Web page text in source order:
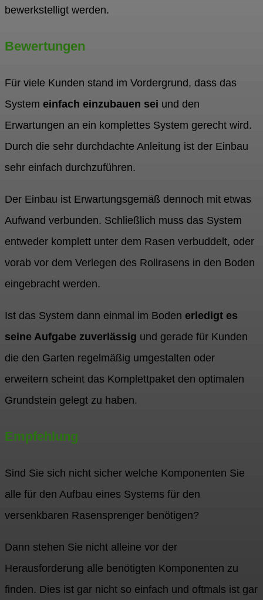
bewerkstelligt werden.
Bewertungen
Für viele Kunden stand im Vordergrund, dass das
System einfach einzubauen sei und den
Erwartungen an ein komplettes System gerecht wird.
Durch die sehr durchdachte Anleitung ist der Einbau
sehr einfach durchzuführen.
Der Einbau ist Erwartungsgemäß dennoch mit etwas
Aufwand verbunden. Schließlich muss das System
entweder komplett unter dem Rasen verbuddelt, oder
vorab vor dem Verlegen des Rollrasens in den Boden
eingebracht werden.
Ist das System dann einmal im Boden erledigt es
seine Aufgabe zuverlässig und gerade für Kunden
die den Garten regelmäßig umgestalten oder
erweitern scheint das Komplettpaket den optimalen
Grundstein gelegt zu haben.
Empfehlung
Sind Sie sich nicht sicher welche Komponenten Sie
alle für den Aufbau eines Systems für den
versenkbaren Rasensprenger benötigen?
Dann stehen Sie nicht alleine vor der
Herausforderung alle benötigten Komponenten zu
finden. Dies ist gar nicht so einfach und oftmals ist gar